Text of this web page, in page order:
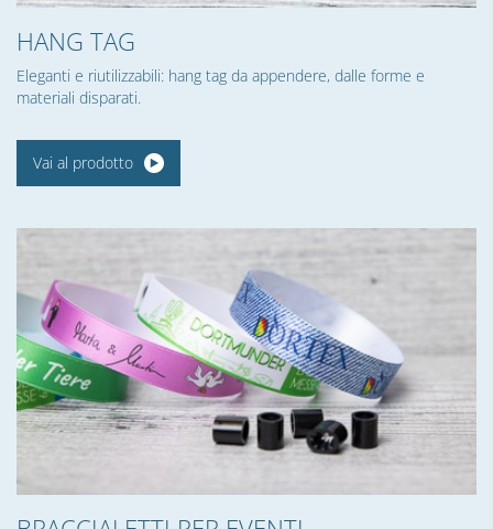
HANG TAG
Eleganti e riutilizzabili: hang tag da appendere, dalle forme e
materiali disparati.
Vai al prodotto